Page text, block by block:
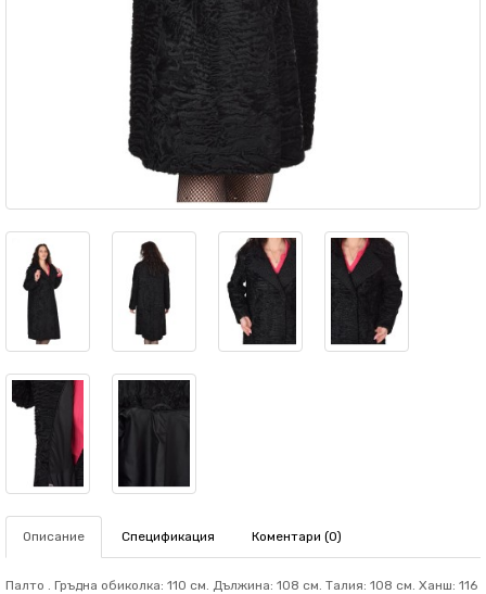
Описание Спецификация Коментари (0)
Палто . Гръдна обиколка: 110 см. Дължина: 108 см. Талия: 108 см. Ханш: 116